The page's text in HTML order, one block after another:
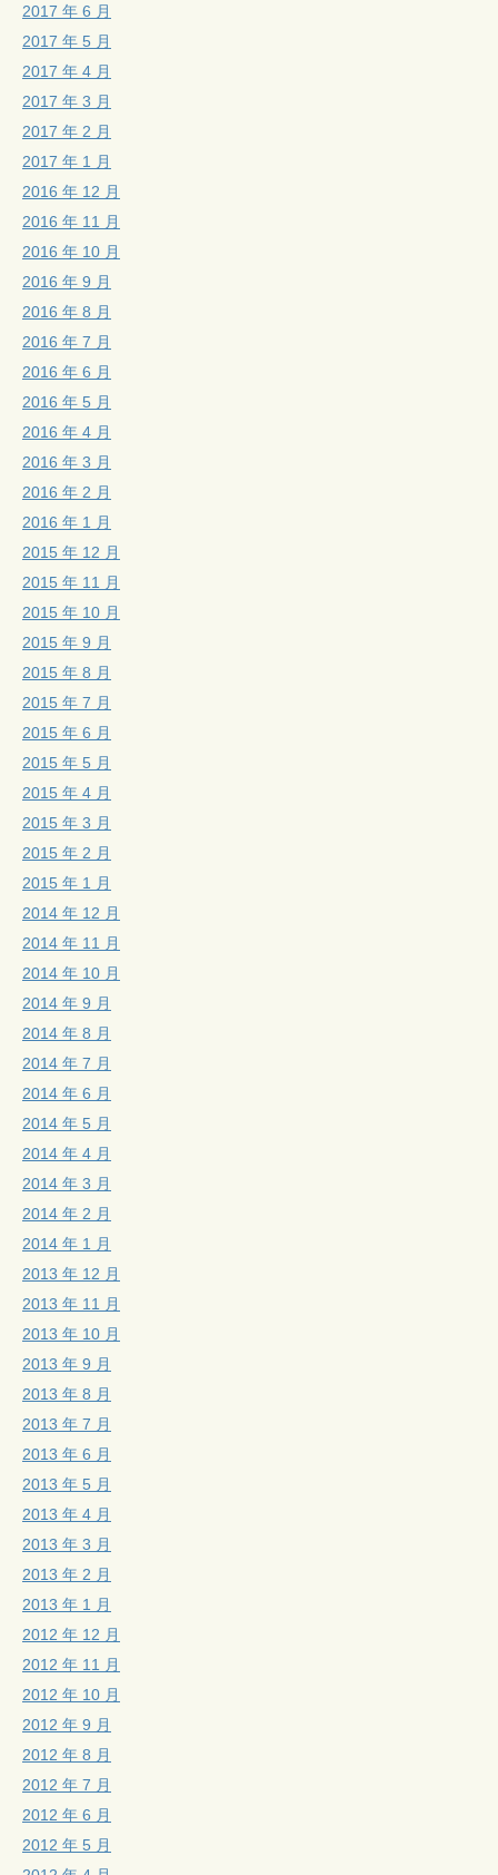
2017 年 6 月
2017 年 5 月
2017 年 4 月
2017 年 3 月
2017 年 2 月
2017 年 1 月
2016 年 12 月
2016 年 11 月
2016 年 10 月
2016 年 9 月
2016 年 8 月
2016 年 7 月
2016 年 6 月
2016 年 5 月
2016 年 4 月
2016 年 3 月
2016 年 2 月
2016 年 1 月
2015 年 12 月
2015 年 11 月
2015 年 10 月
2015 年 9 月
2015 年 8 月
2015 年 7 月
2015 年 6 月
2015 年 5 月
2015 年 4 月
2015 年 3 月
2015 年 2 月
2015 年 1 月
2014 年 12 月
2014 年 11 月
2014 年 10 月
2014 年 9 月
2014 年 8 月
2014 年 7 月
2014 年 6 月
2014 年 5 月
2014 年 4 月
2014 年 3 月
2014 年 2 月
2014 年 1 月
2013 年 12 月
2013 年 11 月
2013 年 10 月
2013 年 9 月
2013 年 8 月
2013 年 7 月
2013 年 6 月
2013 年 5 月
2013 年 4 月
2013 年 3 月
2013 年 2 月
2013 年 1 月
2012 年 12 月
2012 年 11 月
2012 年 10 月
2012 年 9 月
2012 年 8 月
2012 年 7 月
2012 年 6 月
2012 年 5 月